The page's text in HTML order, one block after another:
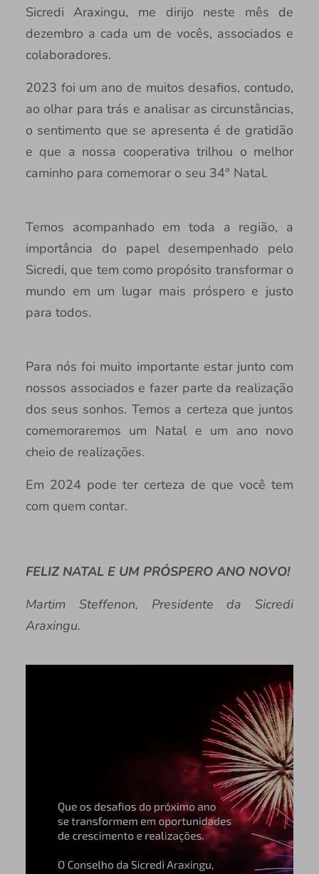
Sicredi Araxingu, me dirijo neste mês de
dezembro a cada um de vocês, associados e
colaboradores.
2023 foi um ano de muitos desafios, contudo,
ao olhar para trás e analisar as circunstâncias,
o sentimento que se apresenta é de gratidão
e que a nossa cooperativa trilhou o melhor
caminho para comemorar o seu 34° Natal.
Temos acompanhado em toda a região, a
importância do papel desempenhado pelo
Sicredi, que tem como propósito transformar o
mundo em um lugar mais próspero e justo
para todos.
Para nós foi muito importante estar junto com
nossos associados e fazer parte da realização
dos seus sonhos. Temos a certeza que juntos
comemoraremos um Natal e um ano novo
cheio de realizações.
Em 2024 pode ter certeza de que você tem
com quem contar.
FELIZ NATAL E UM PRÓSPERO ANO NOVO!
Martim Steffenon, Presidente da Sicredi
Araxingu.